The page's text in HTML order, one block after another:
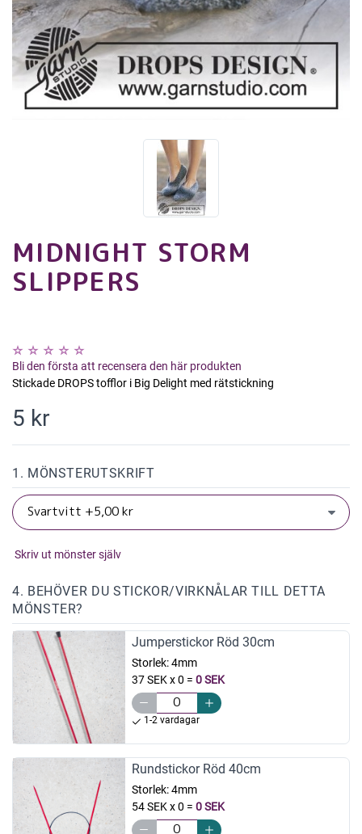
MIDNIGHT STORM
SLIPPERS
Bli den första att recensera den här produkten
Stickade DROPS tofflor i Big Delight med rätstickning
5 kr
1. MÖNSTERUTSKRIFT
Skriv ut mönster själv
4. BEHÖVER DU STICKOR/VIRKNÅLAR TILL DETTA
MÖNSTER?
Jumperstickor Röd 30cm
Storlek:4mm
37 SEK x 0 = 0 SEK
1-2 vardagar
Rundstickor Röd 40cm
Storlek:4mm
54 SEK x 0 = 0 SEK